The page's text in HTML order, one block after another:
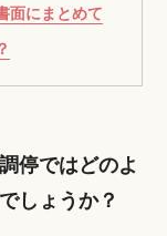
面にまとめて
停ではどのよ
しょうか？